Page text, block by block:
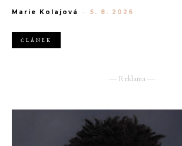
nyní mluví o celosvětové nedostupnosti
Marie Kolajová - 5. 8. 2026
ČLÁNEK
― Reklama ―